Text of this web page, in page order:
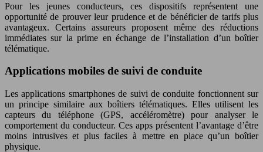
Pour les jeunes conducteurs, ces dispositifs représentent une
opportunité de prouver leur prudence et de bénéficier de tarifs plus
avantageux. Certains assureurs proposent même des réductions
immédiates sur la prime en échange de l’installation d’un boîtier
télématique.
Applications mobiles de suivi de conduite
Les applications smartphones de suivi de conduite fonctionnent sur
un principe similaire aux boîtiers télématiques. Elles utilisent les
capteurs du téléphone (GPS, accéléromètre) pour analyser le
comportement du conducteur. Ces apps présentent l’avantage d’être
moins intrusives et plus faciles à mettre en place qu’un boîtier
physique.